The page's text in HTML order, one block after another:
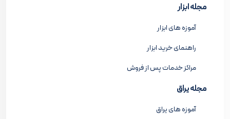
مجله ابزار
آموزه های ابزار
راهنمای خرید ابزار
مراکز خدمات پس از فروش
مجله یراق
آموزه های یراق